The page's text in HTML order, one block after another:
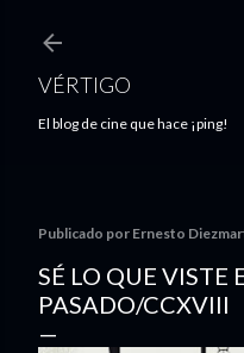
VÉRTIGO
El blog de cine que hace ¡ping!
Publicado por Ernesto
SÉ LO QUE VISTE
PASADO/CCXVIII